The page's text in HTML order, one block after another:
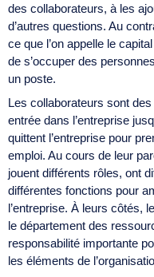
des collaborateurs, à les
d’autres questions. Au
ce que l’on appelle le
de s’occuper des
un poste.
Les collaborateurs sont
entrée dans l’entreprise
quittent l’entreprise pour
emploi. Au cours de leur
jouent différents rôles, ont
différentes fonctions pour
l’entreprise. À leurs côtés,
le département des
responsabilité importante
les éléments de